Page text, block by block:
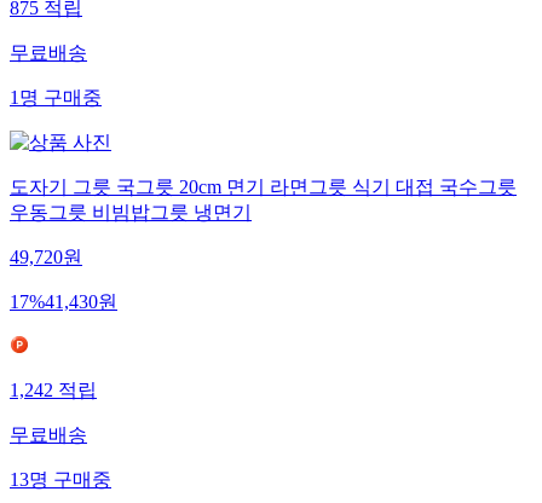
875적립
무료배송
1명구매중
도자기 그릇 국그릇 20cm 면기 라면그릇 식기 대접 국수그릇
우동그릇 비빔밥그릇 냉면기
49,720원
17%41,430원
1,242적립
무료배송
13명구매중